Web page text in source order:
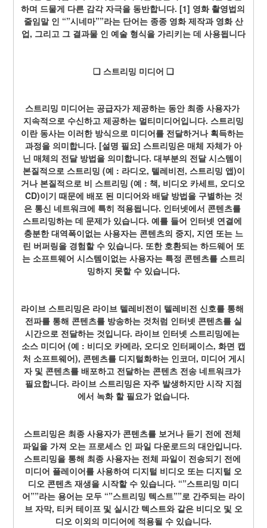
하며 드물게 다른 감각 자극을 동반합니다. [1] 영화 촬영법의
줄임말 인 “”시네마””라는 단어는 종종 영화 제작과 영화 산
업, 그리고 그 결과물 인 예술 형식을 가리키는 데 사용됩니다
❏ 스트리밍 미디어 ❏
스트리밍 미디어는 공급자가 제공하는 동안 최종 사용자가
지속적으로 수신하고 제공하는 멀티미디어입니다. 스트리밍
이란 동사는 이러한 방식으로 미디어를 전달하거나 획득하는
과정을 의미합니다. [설명 필요] 스트리밍은 매체 자체가 아
닌 매체의 전달 방법을 의미합니다. 대부분의 전달 시스템이
본질적으로 스트리밍 (예 : 라디오, 텔레비전, 스트리밍 앱)이
거나 본질적으로 비 스트리밍 (예 : 책, 비디오 카세트, 오디오
CD)이기 때문에 배포 된 미디어와 배달 방법을 구별하는 것
은 통신 네트워크에 특히 적용됩니다. 인터넷에서 콘텐츠를
스트리밍하는 데 문제가 있습니다. 예를 들어 인터넷 연결에
충분한 대역폭이없는 사용자는 콘텐츠의 중지, 지연 또는 느
린 버퍼링을 경험할 수 있습니다. 또한 호환되는 하드웨어 또
는 소프트웨어 시스템이없는 사용자는 특정 콘텐츠를 스트리
밍하지 못할 수 있습니다.
라이브 스트리밍은 라이브 텔레비전이 텔레비전 신호를 통해
전파를 통해 콘텐츠를 방송하는 것처럼 인터넷 콘텐츠를 실
시간으로 전달하는 것입니다. 라이브 인터넷 스트리밍에는
소스 미디어 (예 : 비디오 카메라, 오디오 인터페이스, 화면 캡
처 소프트웨어), 콘텐츠를 디지털화하는 인코더, 미디어 게시
자 및 콘텐츠를 배포하고 전달하는 콘텐츠 전송 네트워크가
필요합니다. 라이브 스트리밍은 자주 발생하지만 시작 지점
에서 녹화 할 필요가 없습니다.
스트리밍은 최종 사용자가 콘텐츠를 보거나 듣기 전에 전체
파일을 가져 오는 프로세스 인 파일 다운로드의 대안입니다.
스트리밍을 통해 최종 사용자는 전체 파일이 전송되기 전에
미디어 플레이어를 사용하여 디지털 비디오 또는 디지털 오
디오 콘텐츠 재생을 시작할 수 있습니다. “”스트리밍 미디
어””라는 용어는 모두 “”스트리밍 텍스트””로 간주되는 라이
브 자막, 티커 테이프 및 실시간 텍스트와 같은 비디오 및 오
디오 이외의 미디어에 적용될 수 있습니다.